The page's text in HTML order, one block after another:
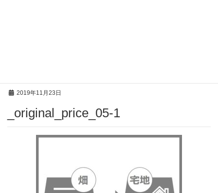
2019年11月23日
_original_price_05-1